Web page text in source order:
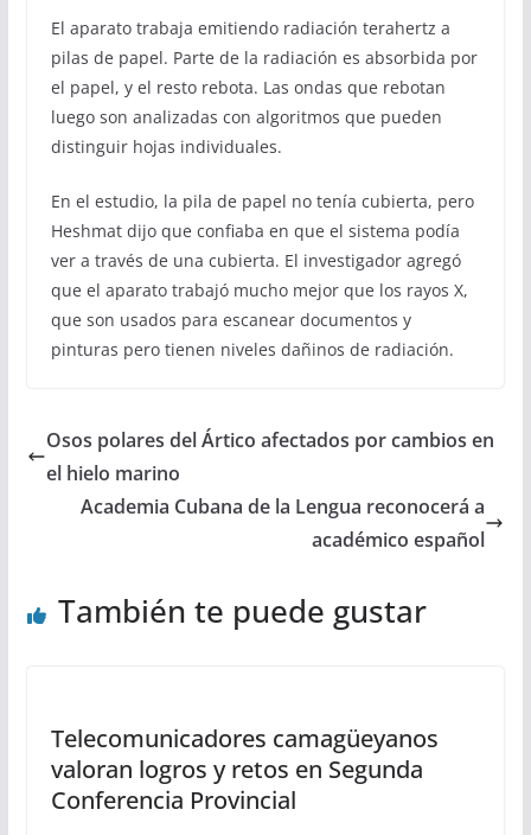
El aparato trabaja emitiendo radiación terahertz a
pilas de papel. Parte de la radiación es absorbida por
el papel, y el resto rebota. Las ondas que rebotan
luego son analizadas con algoritmos que pueden
distinguir hojas individuales.
En el estudio, la pila de papel no tenía cubierta, pero
Heshmat dijo que confiaba en que el sistema podía
ver a través de una cubierta. El investigador agregó
que el aparato trabajó mucho mejor que los rayos X,
que son usados para escanear documentos y
pinturas pero tienen niveles dañinos de radiación.
Osos polares del Ártico afectados por cambios en
el hielo marino
Academia Cubana de la Lengua reconocerá a
académico español
También te puede gustar
Telecomunicadores camagüeyanos
valoran logros y retos en Segunda
Conferencia Provincial